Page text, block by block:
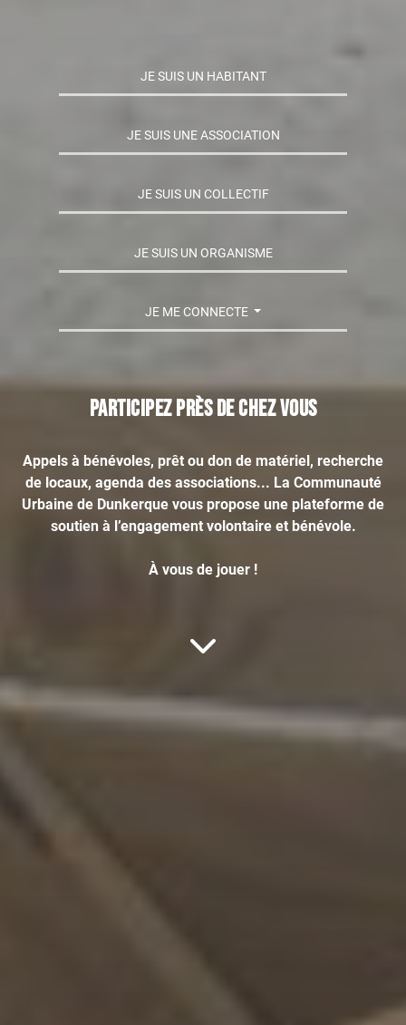
JE SUIS UN HABITANT
JE SUIS UNE ASSOCIATION
JE SUIS UN COLLECTIF
JE SUIS UN ORGANISME
JE ME CONNECTE
Participez près de chez vous
Appels à bénévoles, prêt ou don de matériel, recherche
de locaux, agenda des associations... La Communauté
Urbaine de Dunkerque vous propose une plateforme de
soutien à l’engagement volontaire et bénévole.
À vous de jouer !